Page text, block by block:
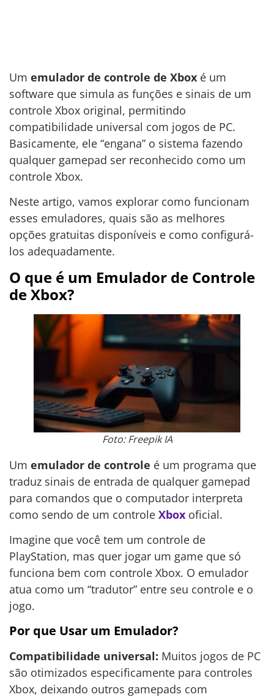
Um emulador de controle de Xbox é um
software que simula as funções e sinais de um
controle Xbox original, permitindo
compatibilidade universal com jogos de PC.
Basicamente, ele “engana” o sistema fazendo
qualquer gamepad ser reconhecido como um
controle Xbox.
Neste artigo, vamos explorar como funcionam
esses emuladores, quais são as melhores
opções gratuitas disponíveis e como configurá-
los adequadamente.
O que é um Emulador de Controle
de Xbox?
Foto: Freepik IA
Um emulador de controle é um programa que
traduz sinais de entrada de qualquer gamepad
para comandos que o computador interpreta
como sendo de um controle Xbox oficial.
Imagine que você tem um controle de
PlayStation, mas quer jogar um game que só
funciona bem com controle Xbox. O emulador
atua como um “tradutor” entre seu controle e o
jogo.
Por que Usar um Emulador?
Compatibilidade universal: Muitos jogos de PC
são otimizados especificamente para controles
Xbox, deixando outros gamepads com